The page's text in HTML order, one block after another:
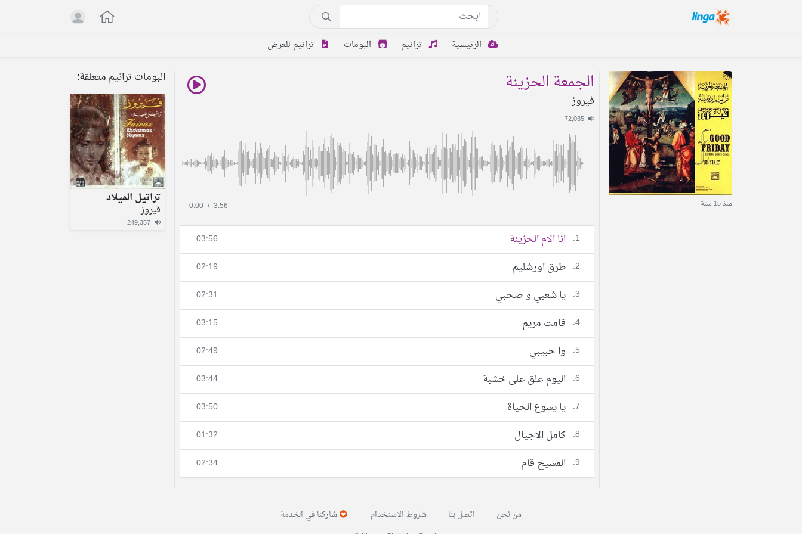
الرئيسية ترانيم البومات ترانيم للعرض
منذ 15 سنة
الجمعة الحزينة
فيروز
72,035
0.00 / 3:56
1. انا الام الحزينة
03:56
2.
طرق اورشليم
02:19
3.
يا شعبي و صحبي
02:31
4.
قامت مريم
03:15
5.
وا حبيبي
02:49
6.
اليوم علق على خشبة
03:44
7.
يا يسوع الحياة
03:50
8.
كامل الاجيال
01:32
9.
المسيح قام 02:34
البومات ترانيم متعلقة:
تراتيل الميلاد
فيروز
من نحن اتصل بنا شروط الاستخدام
شاركنا في الخدمة